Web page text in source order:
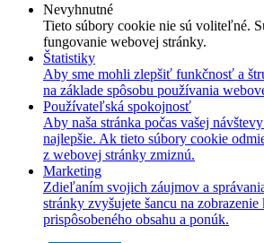
Nevyhnutné
Tieto súbory cookie nie sú voliteľné.
fungovanie webovej stránky.
Štatistiky
Aby sme mohli zlepšiť funkčnosť a
na základe spôsobu používania
Používateľská spokojnosť
Aby naša stránka počas vašej
najlepšie. Ak tieto súbory cookie
z webovej stránky zmiznú.
Marketing
Zdieľaním svojich záujmov a
stránky zvyšujete šancu na
prispôsobeného obsahu a ponúk.